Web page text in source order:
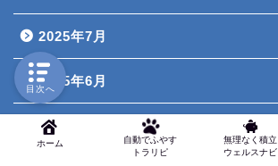
2025年7月
2025年6月
2025年5月
ホーム
自動でふやす
トラリピ
無理なく積立
ウェルスナビ
目次へ